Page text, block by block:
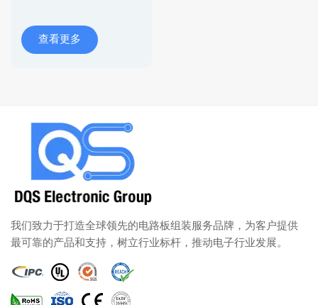
查看更多
我们致力于打造全球领先的电路板组装服务品牌，为客户提供
最可靠的产品和支持，树立行业标杆，推动电子行业发展。